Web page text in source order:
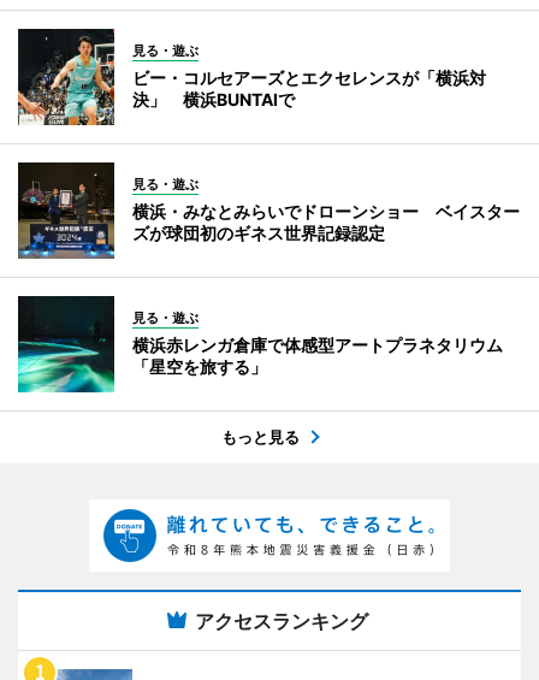
見る・遊ぶ
ビー・コルセアーズとエクセレンスが「横浜対
決」 横浜BUNTAIで
見る・遊ぶ
横浜・みなとみらいでドローンショー ベイスター
ズが球団初のギネス世界記録認定
見る・遊ぶ
横浜赤レンガ倉庫で体感型アートプラネタリウム
「星空を旅する」
もっと見る
アクセスランキング